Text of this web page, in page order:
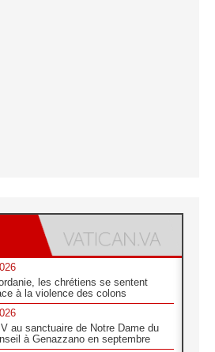
les chrétiens se sentent
à la violence des colons
au sanctuaire de Notre Dame du
à Genazzano en septembre